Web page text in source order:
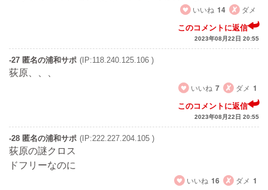
いいね 14 ダメ
このコメントに返信
2023年08月22日 20:55
-27 匿名の浦和サポ (IP:118.240.125.106 )
荻原、、、
いいね 7 ダメ 1
このコメントに返信
2023年08月22日 20:55
-28 匿名の浦和サポ (IP:222.227.204.105 )
荻原の謎クロス
ドフリーなのに
いいね 16 ダメ 1